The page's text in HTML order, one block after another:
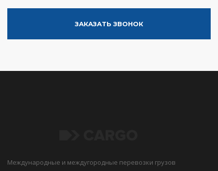
ЗАКАЗАТЬ ЗВОНОК
Международные и междугородные перевозки грузов